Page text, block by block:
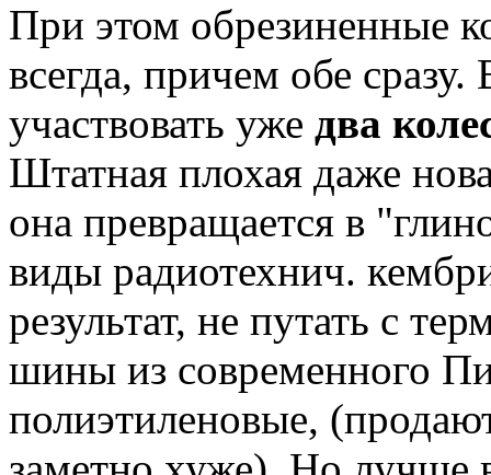
При этом обрезиненные
всегда, причем обе
участвовать уже два
Штатная плохая даже
она превращается в
виды радиотехнич.
результат, не путать с
шины из современного
полиэтиленовые,